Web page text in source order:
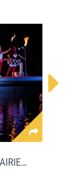

ALICE IN WATERLAND PRAIRIES DE LA MER